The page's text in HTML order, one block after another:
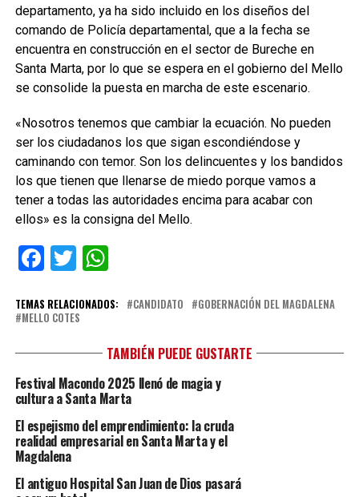
departamento, ya ha sido incluido en los diseños del
comando de Policía departamental, que a la fecha se
encuentra en construcción en el sector de Bureche en
Santa Marta, por lo que se espera en el gobierno del Mello
se consolide la puesta en marcha de este escenario.
«Nosotros tenemos que cambiar la ecuación. No pueden
ser los ciudadanos los que sigan escondiéndose y
caminando con temor. Son los delincuentes y los bandidos
los que tienen que llenarse de miedo porque vamos a
tener a todas las autoridades encima para acabar con
ellos» es la consigna del Mello.
Facebook
TwitterWhatsApp
TEMAS RELACIONADOS: CANDIDATO
GOBERNACIÓN DEL MAGDALENA
MELLO COTES
TAMBIÉN PUEDE GUSTARTE
Festival Macondo 2025 llenó de magia y
cultura a Santa Marta
El espejismo del emprendimiento: la cruda
realidad empresarial en Santa Marta y el
Magdalena
El antiguo Hospital San Juan de Dios pasará